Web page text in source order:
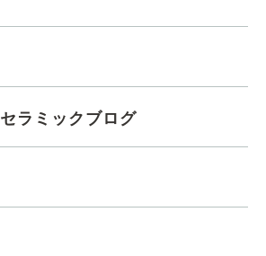
ラミックブログ